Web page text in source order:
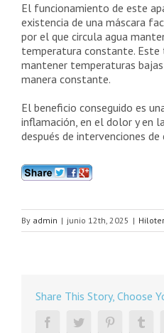
El funcionamiento de este
existencia de una máscara
por el que circula agua
temperatura constante.
mantener temperaturas
manera constante.
El beneficio conseguido es
inflamación, en el dolor y en
después de intervenciones
By admin | junio 12th, 2025 |
Share This Story, Choose